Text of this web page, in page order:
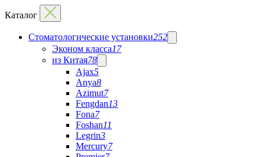
Каталог
Стоматологические установки252
Эконом класса17
из Китая78
Ajax5
Anya8
Azimut7
Fengdan13
Fona7
Foshan11
Legrin3
Mercury7